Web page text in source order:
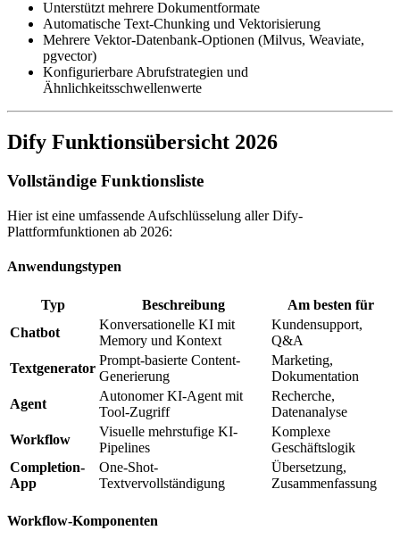
Unterstützt mehrere Dokumentformate
Automatische Text-Chunking und Vektorisierung
Mehrere Vektor-Datenbank-Optionen (Milvus, Weaviate,
pgvector)
Konfigurierbare Abrufstrategien und
Ähnlichkeitsschwellenwerte
Dify Funktionsübersicht 2026
Vollständige Funktionsliste
Hier ist eine umfassende Aufschlüsselung aller Dify-
Plattformfunktionen ab 2026:
Anwendungstypen
Typ Beschreibung
Am besten für
Chatbot
Konversationelle KI mit
Memory und Kontext
Kundensupport,
Q&A
Textgenerator
Prompt-basierte Content-
Generierung
Marketing,
Dokumentation
Agent
Autonomer KI-Agent mit
Tool-Zugriff
Recherche,
Datenanalyse
Workflow
Visuelle mehrstufige KI-
Pipelines
Komplexe
Geschäftslogik
Completion-
App
One-Shot-
Textvervollständigung
Übersetzung,
Zusammenfassung
Workflow-Komponenten